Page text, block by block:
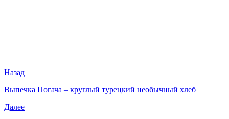
Назад
Выпечка Погача – круглый турецкий необычный хлеб
Далее